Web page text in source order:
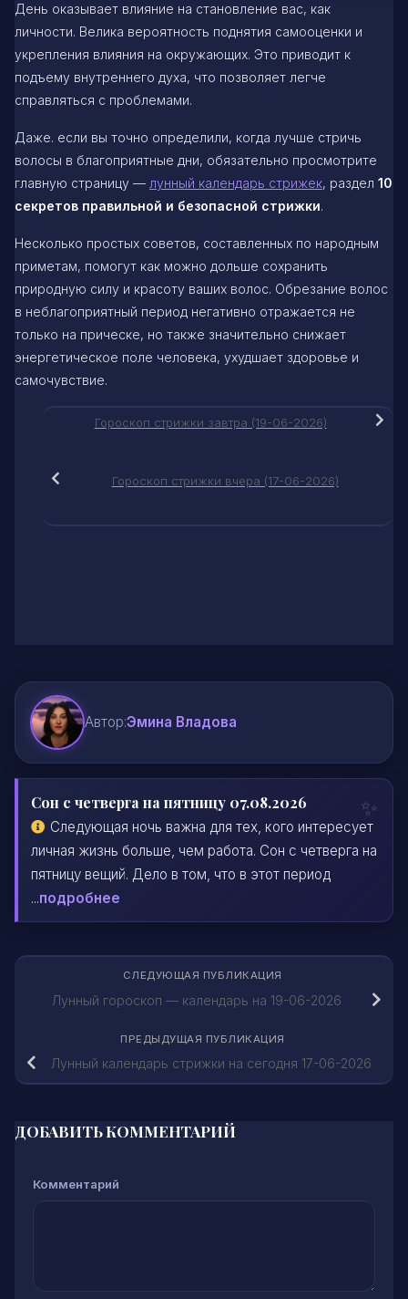
День оказывает влияние на становление вас, как
личности. Велика вероятность поднятия самооценки и
укрепления влияния на окружающих. Это приводит к
подъему внутреннего духа, что позволяет легче
справляться с проблемами.
Даже. если вы точно определили, когда лучше стричь
волосы в благоприятные дни, обязательно просмотрите
главную страницу — лунный календарь стрижек, раздел 10
секретов правильной и безопасной стрижки.
Несколько простых советов, составленных по народным
приметам, помогут как можно дольше сохранить
природную силу и красоту ваших волос. Обрезание волос
в неблагоприятный период негативно отражается не
только на прическе, но также значительно снижает
энергетическое поле человека, ухудшает здоровье и
самочувствие.
Гороскоп стрижки завтра (19-06-2026)
Гороскоп стрижки вчера (17-06-2026)
Автор:Эмина Владова
Сон с четверга на пятницу 07.08.2026
Следующая ночь важна для тех, кого интересует
личная жизнь больше, чем работа. Сон с четверга на
пятницу вещий. Дело в том, что в этот период
...подробнее
СЛЕДУЮЩАЯ ПУБЛИКАЦИЯ
Лунный гороскоп — календарь на 19-06-2026
ПРЕДЫДУЩАЯ ПУБЛИКАЦИЯ
Лунный календарь стрижки на сегодня 17-06-2026
ДОБАВИТЬ КОММЕНТАРИЙ
Комментарий